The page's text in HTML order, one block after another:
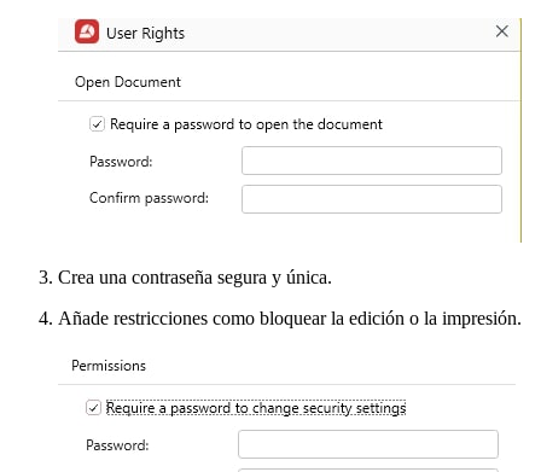
Crea una contraseña segura y única.
Añade restricciones como bloquear la edición o la impresión.